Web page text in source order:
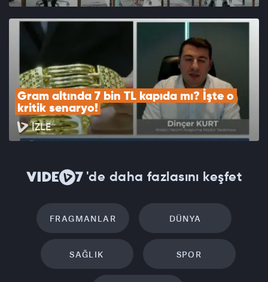
Gram altında 7 bin TL kapıda mı? İşte o
kritik senaryo!
İZLE
'de daha fazlasını keşfet
FRAGMANLAR DÜNYA
SAĞLIK SPOR